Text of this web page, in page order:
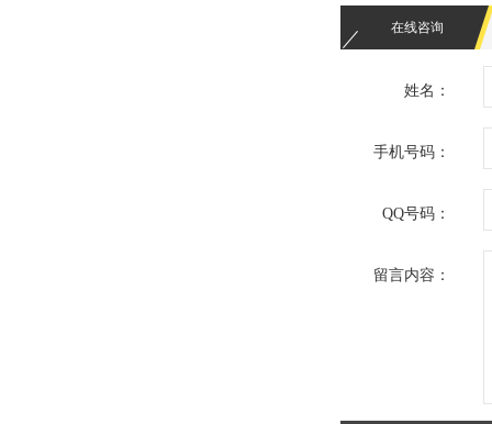
在线咨询
姓名：
手机号码：
QQ号码：
留言内容：